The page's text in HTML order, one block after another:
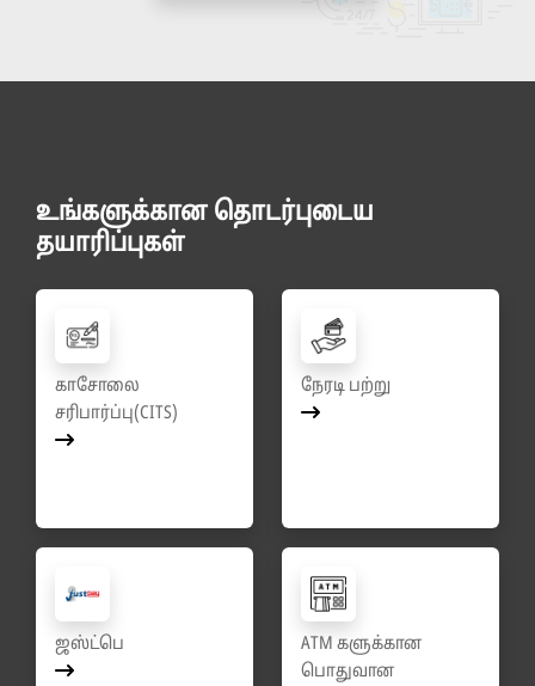
உங்களுக்கான தொடர்புடைய
தயாரிப்புகள்
காசோலை
சரிபார்ப்பு(CITS)
நேரடி பற்று
ஜஸ்ட்பெ
ATM களுக்கான
பொதுவான